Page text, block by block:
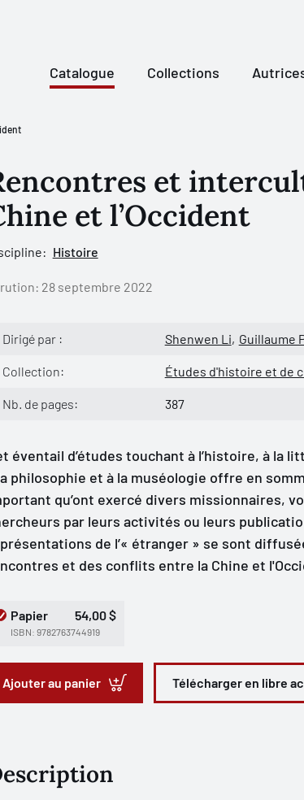
Catalogue Collections
et
et l’Occident
Histoire
28 septembre 2022
Dirigé par : Shenwen Li Guillaume
Collection: Études d'histoire et de
Nb. de pages: 387
éventail d’études touchant à l’histoire, à la
philosophie et à la muséologie offre en
qu’ont exercé divers missionnaires,
par leurs activités ou leurs
de l’« étranger » se sont
et des conflits entre la Chine et
Papier 54,00 $
ISBN: 9782763744919
Ajouter au panier Télécharger en libre